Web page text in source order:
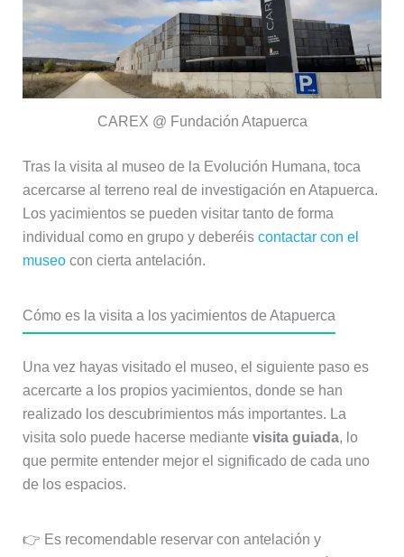
CAREX @ Fundación Atapuerca
Tras la visita al museo de la Evolución Humana, toca
acercarse al terreno real de investigación en Atapuerca.
Los yacimientos se pueden visitar tanto de forma
individual como en grupo y deberéis contactar con el
museocon cierta antelación.
Cómo es la visita a los yacimientos de Atapuerca
Una vez hayas visitado el museo, el siguiente paso es
acercarte a los propios yacimientos, donde se han
realizado los descubrimientos más importantes. La
visita solo puede hacerse mediante visita guiada, lo
que permite entender mejor el significado de cada uno
de los espacios.
👉 Es recomendable reservar con antelación y